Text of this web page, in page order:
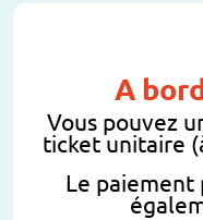
A
Vous pouvez
ticket unitaire
Le paiement